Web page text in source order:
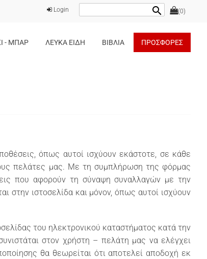
(0)
search
Login
- ΜΠΑΡ ΛΕΥΚΑ ΕΙΔΗ ΒΙΒΛΙΑ ΠΡΟΣΦΟΡΕΣ
όπως αυτοί ισχύουν εκάστοτε, σε κάθε
πελάτες μας. Με τη συμπλήρωση της φόρμας
που αφορούν τη σύναψη συναλλαγών με την
στην ιστοσελίδα και μόνον, όπως αυτοί ισχύουν
του ηλεκτρονικού καταστήματος κατά την
στον χρήστη – πελάτη μας να ελέγχει
θα θεωρείται ότι αποτελεί αποδοχή εκ